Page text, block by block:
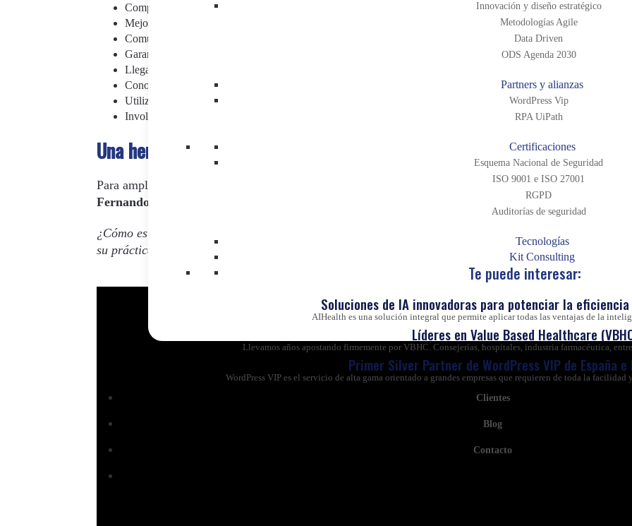
Innovación y diseño estratégico
Metodologías Agile
Data Driven
ODS Agenda 2030
Partners y alianzas
WordPress Vip
RPA UiPath
Certificaciones
Esquema Nacional de Seguridad
ISO 9001 e ISO 27001
RGPD
Auditorías de seguridad
Tecnologías
Kit Consulting
Te puede interesar:
Soluciones de IA innovadoras para potenciar la
AIHealth es una solución integral que permite aplicar todas las ventajas de la
Líderes en Value Based Healthcare
Llevamos años apostando firmemente por VBHC. Consejerías, hospitales, industria farmacéutica,
Primer Silver Partner de WordPress VIP de España
WordPress VIP es el servicio de alta gama orientado a grandes empresas que requieren de toda la
Clientes
Blog
Contacto
Complemento a la visita médica tradicional
Mejora de la eficacia
Comunicación más profunda y accesible
Garantizar la asimilación integra del mensaje deseado
Llegar a profesionales sanitarios con dificultad de contactar por otras vías
Conocimientos sobre hábitos de prescripción
Utilización de las funcionalidades y ventajas de los dispositivos móviles (iPad, Smartphones, etc.)
Involucración activa de la fuerza de ventas
Una herramienta diferencial para la fuerza de ventas
Para ampliar información sobre los recursos digitales con los que cuentan la fuerza de ventas,
Fernando Martínez Quintana,
, la siguiente pregunta:
¿Cómo está la fuerza de ventas en cuanto al grado de implementación de las tecnologías de la
su práctica diaria frente a otras áreas de un laboratorio farmacéutico?